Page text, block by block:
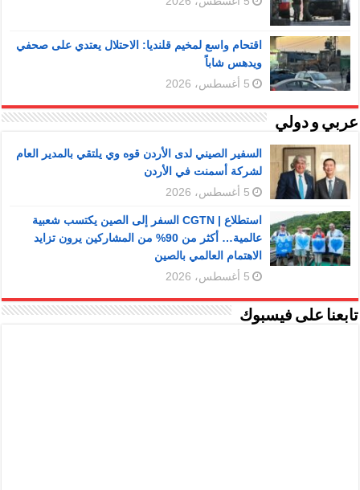
اقتحام واسع لمخيم قلنديا: الاحتلال يعتدي على صحفي
ويدهس شاباً
5 أغسطس، 2026
عربي و دولي
السفير الصيني لدى الأردن قوه وي يلتقي بالمدير العام
لشركة أسمنت في الأردن
5 أغسطس، 2026
استطلاع | CGTN السفر إلى الصين يكتسب شعبية
عالمية… أكثر من 90% من المشاركين يرون تزايد
الاهتمام العالمي بالصين
5 أغسطس، 2026
تابعنا على فيسبوك